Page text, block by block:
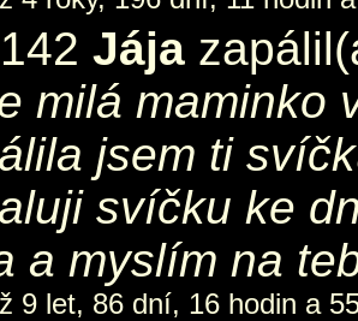
Jája
milá maminko
jsem ti
svíčku ke
a myslím na
9 let, 86 dní, 16 hodin a